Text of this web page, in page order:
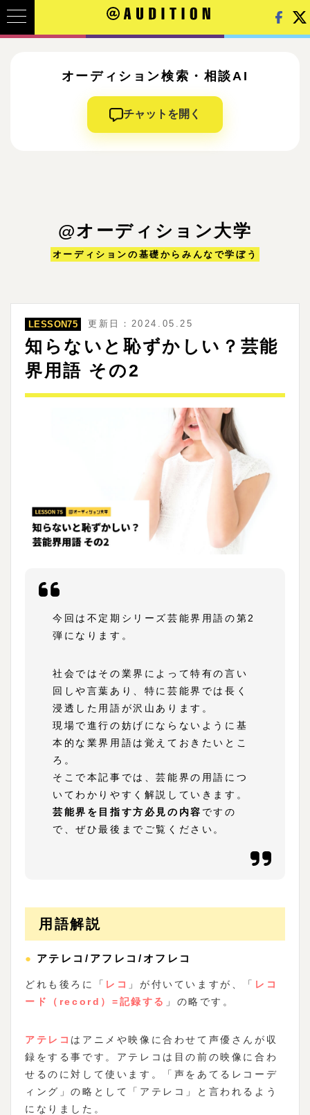
オーディション検索・相談AI
チャットを開く
@オーディション大学
オーディションの基礎からみんなで学ぼう
LESSON75 更新日：2024.05.25
知らないと恥ずかしい？芸能
界用語 その2
今回は不定期シリーズ芸能界用語の第2
弾になります。
社会ではその業界によって特有の言い
回しや言葉あり、特に芸能界では長く
浸透した用語が沢山あります。
現場で進行の妨げにならないように基
本的な業界用語は覚えておきたいとこ
ろ。
そこで本記事では、芸能界の用語につ
いてわかりやすく解説していきます。
芸能界を目指す方必見の内容 ですの
で、ぜひ最後までご覧ください。
用語解説
●アテレコ/アフレコ/オフレコ
どれも後ろに「 レコ 」が付いていますが、「 レコ
ード（record）=記録する 」の略です。
アテレコ はアニメや映像に合わせて声優さんが収
録をする事です。アテレコは目の前の映像に合わ
せるのに対して使います。「声をあてるレコーデ
ィング」の略として「アテレコ」と言われるよう
になりました。